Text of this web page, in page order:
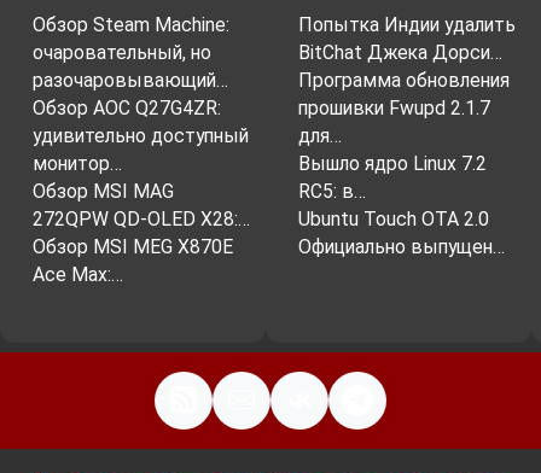
Обзор Steam Machine:
очаровательный, но
разочаровывающий…
Обзор AOC Q27G4ZR:
удивительно доступный
монитор…
Обзор MSI MAG
272QPW QD-OLED X28:…
Обзор MSI MEG X870E
Ace Max:…
Попытка Индии удалить
BitChat Джека Дорси…
Программа обновления
прошивки Fwupd 2.1.7
для…
Вышло ядро ​​Linux 7.2
RC5: в…
Ubuntu Touch OTA 2.0
Официально выпущен…